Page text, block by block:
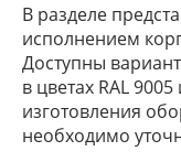
В разделе
исполнением
Доступны
в цветах RAL
изготовления
необходимо